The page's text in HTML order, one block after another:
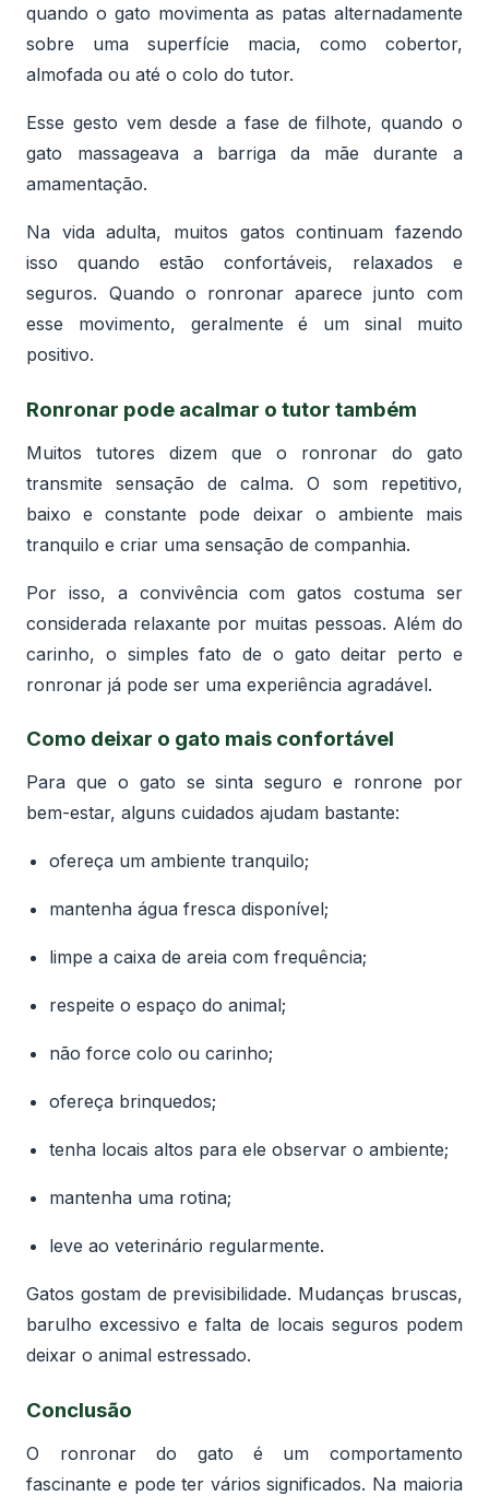
quando o gato movimenta as patas alternadamente
sobre uma superfície macia, como cobertor,
almofada ou até o colo do tutor.
Esse gesto vem desde a fase de filhote, quando o
gato massageava a barriga da mãe durante a
amamentação.
Na vida adulta, muitos gatos continuam fazendo
isso quando estão confortáveis, relaxados e
seguros. Quando o ronronar aparece junto com
esse movimento, geralmente é um sinal muito
positivo.
Ronronar pode acalmar o tutor também
Muitos tutores dizem que o ronronar do gato
transmite sensação de calma. O som repetitivo,
baixo e constante pode deixar o ambiente mais
tranquilo e criar uma sensação de companhia.
Por isso, a convivência com gatos costuma ser
considerada relaxante por muitas pessoas. Além do
carinho, o simples fato de o gato deitar perto e
ronronar já pode ser uma experiência agradável.
Como deixar o gato mais confortável
Para que o gato se sinta seguro e ronrone por
bem-estar, alguns cuidados ajudam bastante:
ofereça um ambiente tranquilo;
mantenha água fresca disponível;
limpe a caixa de areia com frequência;
respeite o espaço do animal;
não force colo ou carinho;
ofereça brinquedos;
tenha locais altos para ele observar o ambiente;
mantenha uma rotina;
leve ao veterinário regularmente.
Gatos gostam de previsibilidade. Mudanças bruscas,
barulho excessivo e falta de locais seguros podem
deixar o animal estressado.
Conclusão
O ronronar do gato é um comportamento
fascinante e pode ter vários significados. Na maioria